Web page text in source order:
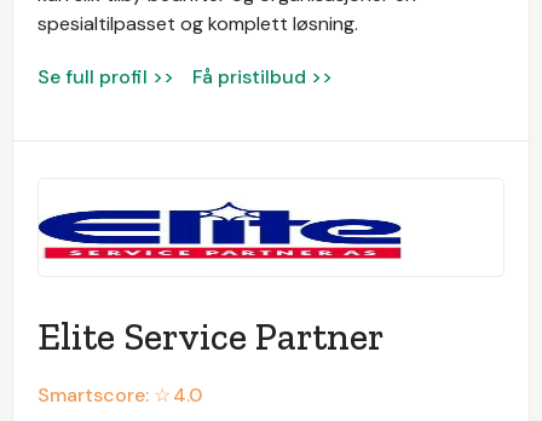
spesialtilpasset og komplett løsning.
Se full profil >> Få pristilbud >>
Elite Service Partner
Smartscore: ☆4.0